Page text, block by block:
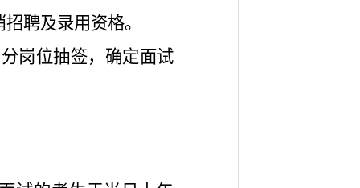
聘及录用资格。
岗位抽签，确定面试